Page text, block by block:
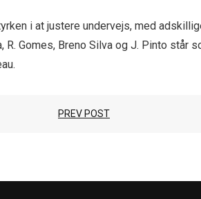
i at justere undervejs, med
R. Gomes, Breno Silva og J. Pinto
PREV POST